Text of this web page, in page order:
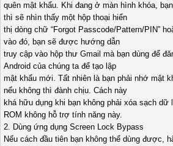
quên mật khẩu. Khi đang ở màn hình khóa,
thì sẽ nhìn thấy một hộp thoại hiển
thị dòng chữ “Forgot Passcode/Pattern/PIN”
vào đó, bạn sẽ được hướng dẫn
truy cập vào hộp thư Gmail mà bạn dùng để
Android của chúng ta để tạo lập
mật khẩu mới. Tất nhiên là bạn phải nhớ mật
nếu không thì đành chịu. Cách này
khá hữu dụng khi bạn không phải xóa sạch dữ
ROM không hỗ trợ tính năng này.
2. Dùng ứng dụng Screen Lock Bypass
Nếu cách đầu tiên bạn không thể dùng được,